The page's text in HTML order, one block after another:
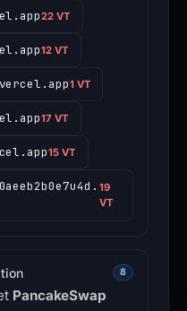
22 VT
12 VT
1 VT
17 VT
15 VT
19
VT
8
PancakeSwap